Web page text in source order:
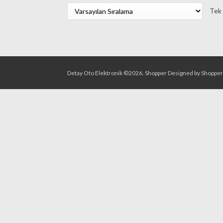
Detay Oto Elektronik ©2026. ShopperDesigned by